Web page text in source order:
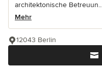
architektonische
Mehr
12043 Berlin